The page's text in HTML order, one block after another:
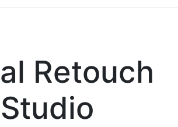
Retouch
Studio